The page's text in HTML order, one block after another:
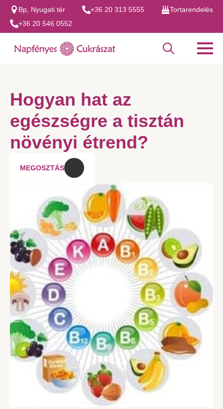
Bp, Nyugati tér +36 20 313 5555
Tortarendelés
+36 20 546 0552
Hogyan hat az
egészségre a tisztán
növényi étrend?
MEGOSZTÁS